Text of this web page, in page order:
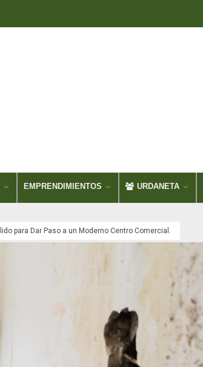
EMPRENDIMIENTOS URDANETA
para Dar Paso a un Moderno Centro Comercial.